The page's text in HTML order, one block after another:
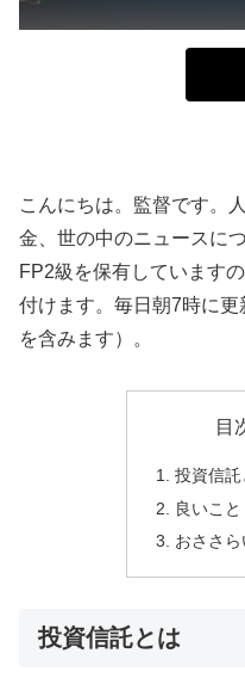
こんにちは。監督です。
金、世の中のニュースに
FP2級を保有しています
付けます。毎日朝7時に
を含みます）。
目
投資信託
良いこ
おささら
投資信託とは